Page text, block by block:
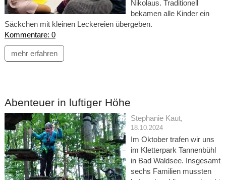
Nikolaus. Traditionell
bekamen alle Kinder ein
Säckchen mit kleinen Leckereien übergeben.
Kommentare: 0
mehr erfahren
Abenteuer in luftiger Höhe
Stephanie Kaut,
18.10.2024
Im Oktober trafen wir uns
im Kletterpark Tannenbühl
in Bad Waldsee. Insgesamt
sechs Familien mussten